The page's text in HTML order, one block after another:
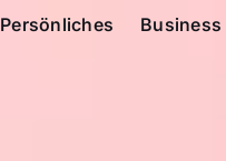
Persönliches Business